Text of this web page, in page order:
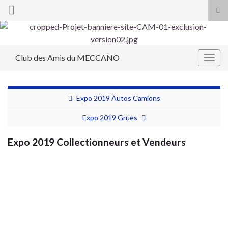
Search for:
Club des Amis du MECCANO
Expo 2019 Autos Camions
Expo 2019 Grues
Expo 2019 Collectionneurs et Vendeurs